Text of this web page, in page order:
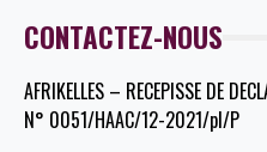
CONTACTEZ-NOUS
AFRIKELLES – RECEPISSE DE
N° 0051/HAAC/12-2021/pl/P